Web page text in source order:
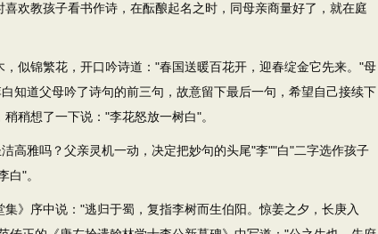
喜欢教孩子看书作诗，在酝酿起名之时，同母亲商量好了，就在庭
锦繁花，开口吟诗道："春国送暖百花开，迎春绽金它先来。"母
知道父母吟了诗句的前三句，故意留下最后一句，希望自己接续下
稍想了一下说："李花怒放一树白"。
雅吗？父亲灵机一动，决定把妙句的头尾"李""白"二字选作孩子
白"。
序中说："逃归于蜀，复指李树而生伯阳。惊姜之夕，长庚入